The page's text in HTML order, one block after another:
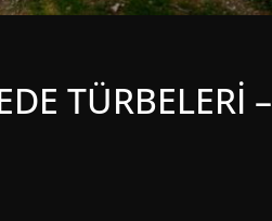
TÜRBELERİ –